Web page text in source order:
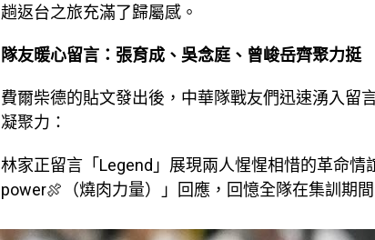
趟返台之旅充滿了歸屬感。
隊友暖心留言：張育成、吳念庭、曾峻岳齊聚力挺
費爾柴德的貼文發出後，中華隊戰友們迅速湧入留
凝聚力：
林家正留言「Legend」展現兩人惺惺相惜的革命情
power🍖（燒肉力量）」回應，回憶全隊在集訓期間